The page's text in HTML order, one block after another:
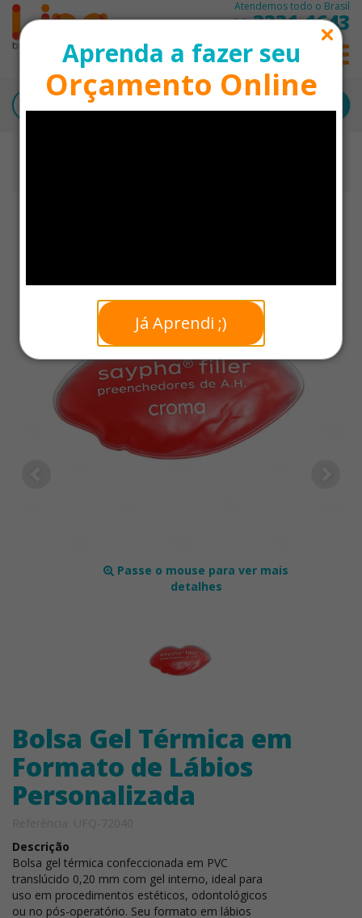
Aprenda a fazer seu
Orçamento Online
Já Aprendi ;)
Atendemos todo o Brasil
113331-1643
Passe o mouse para ver mais
detalhes
Bolsa Gel Térmica em
Formato de Lábios
Personalizada
Descrição
Bolsa gel térmica confeccionada em PVC
translúcido 0,20 mm com gel interno, ideal para
uso em procedimentos estéticos, odontológicos
ou no pós-operatório. Seu formato em lábios